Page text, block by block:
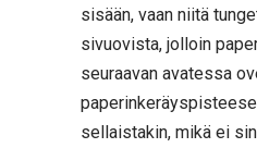
sisään, vaan niitä
sivuovista, jolloin
seuraavan avatessa
sellaistakin, mikä ei